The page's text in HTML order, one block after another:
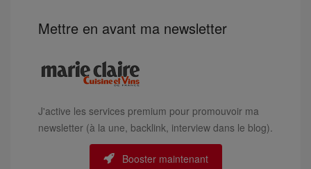
Mettre en avant ma newsletter
J'active les services premium pour promouvoir ma
newsletter (à la une, backlink, interview dans le blog).
Booster maintenant